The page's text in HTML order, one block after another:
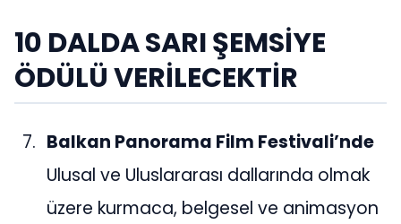
10 DALDA SARI ŞEMSİYE
ÖDÜLÜ VERİLECEKTİR
Balkan Panorama Film Festivali’nde
Ulusal ve Uluslararası dallarında olmak
üzere kurmaca, belgesel ve animasyon